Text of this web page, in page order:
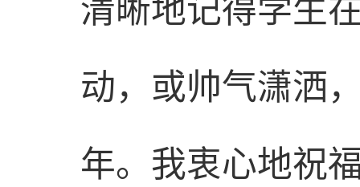
动，或帅气潇洒
年。我衷心地祝